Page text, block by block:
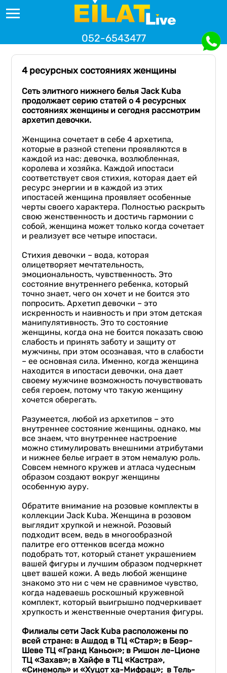
052-6543477
4 ресурсных состояниях женщины
Сеть элитного нижнего бельяJack Kuba
продолжает серию статей о 4 ресурсных
состоянияхженщины и сегодня рассмотрим
архетип девочки.
Женщина сочетает в себе 4 архетипа,
которые в разной степени проявляются в
каждой из нас: девочка, возлюбленная,
королева и хозяйка. Каждой ипостаси
соответствует своя стихия, которая дает ей
ресурс энергии и в каждой из этих
ипостасей женщина проявляет особенные
черты своего характера. Полностью раскрыть
свою женственность и достичь гармонии с
собой, женщина может только когда сочетает
и реализует все четыре ипостаси.
Стихия девочки – вода, которая
олицетворяет мечтательность,
эмоциональность, чувственность. Это
состояние внутреннего ребенка, который
точно знает, чего он хочет и не боится это
попросить. Архетип девочки – это
искренность и наивность и при этом детская
манипулятивность. Это то состояние
женщины, когда она не боится показать свою
слабость и принять заботу и защиту от
мужчины, при этом осознавая, что в слабости
– ее основная сила. Именно, когда женщина
находится в ипостаси девочки, она дает
своему мужчине возможность почувствовать
себя героем, потому что такую женщину
хочется оберегать.
Разумеется, любой из архетипов – это
внутреннее состояние женщины, однако, мы
все знаем, что внутреннее настроение
можно стимулировать внешними атрибутами
и нижнее белье играет в этом немалую роль.
Совсем немного кружев и атласа чудесным
образом создают вокруг женщины
особенную ауру.
Обратите внимание на розовые комплекты в
коллекции Jack Kuba. Женщина в розовом
выглядит хрупкой и нежной. Розовый
подходит всем, ведь в многообразной
палитре его оттенков всегда можно
подобрать тот, который станет украшением
вашей фигуры и лучшим образом подчеркнет
цвет вашей кожи. А ведь любой женщине
знакомо это ни с чем не сравнимое чувство,
когда надеваешь роскошный кружевной
комплект, который выигрышно подчеркивает
хрупкость и женственные очертания фигуры.
Филиалы сетиJack Kuba расположены по
всей стране: в Ашдод в ТЦ «Стар»; в Беэр-
Шеве ТЦ «Гранд Каньон»; в Ришон ле-Ционе
ТЦ «Захав»; в Хайфе в ТЦ «Кастра»,
«Синемоль» и «Хуцот ха-Мифрац»; в Тель-